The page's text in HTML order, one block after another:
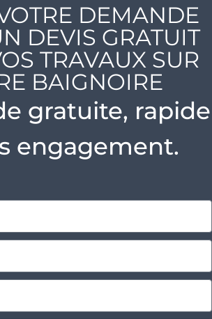
DEMANDE
DEVIS GRATUIT
TRAVAUX SUR
BAIGNOIRE
gratuite, rapide
engagement.